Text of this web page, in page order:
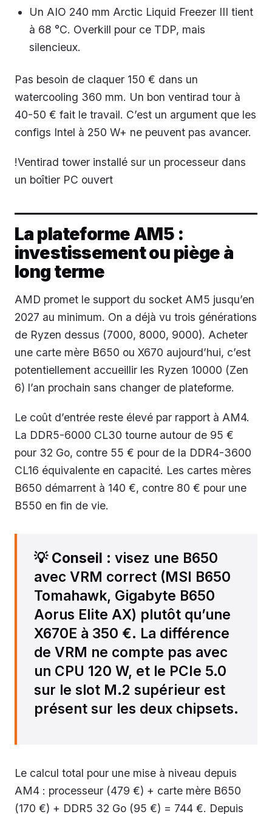
Un AIO 240 mm Arctic Liquid Freezer III tient
à 68 °C. Overkill pour ce TDP, mais
silencieux.
Pas besoin de claquer 150 € dans un
watercooling 360 mm. Un bon ventirad tour à
40-50 € fait le travail. C’est un argument que les
configs Intel à 250 W+ ne peuvent pas avancer.
!Ventirad tower installé sur un processeur dans
un boîtier PC ouvert
La plateforme AM5 :
investissement ou piège à
long terme
AMD promet le support du socket AM5 jusqu’en
2027 au minimum. On a déjà vu trois générations
de Ryzen dessus (7000, 8000, 9000). Acheter
une carte mère B650 ou X670 aujourd’hui, c’est
potentiellement accueillir les Ryzen 10000 (Zen
6) l’an prochain sans changer de plateforme.
Le coût d’entrée reste élevé par rapport à AM4.
La DDR5-6000 CL30 tourne autour de 95 €
pour 32 Go, contre 55 € pour de la DDR4-3600
CL16 équivalente en capacité. Les cartes mères
B650 démarrent à 140 €, contre 80 € pour une
B550 en fin de vie.
💡 Conseil : visez une B650
avec VRM correct (MSI B650
Tomahawk, Gigabyte B650
Aorus Elite AX) plutôt qu’une
X670E à 350 €. La différence
de VRM ne compte pas avec
un CPU 120 W, et le PCIe 5.0
sur le slot M.2 supérieur est
présent sur les deux chipsets.
Le calcul total pour une mise à niveau depuis
AM4 : processeur (479 €) + carte mère B650
(170 €) + DDR5 32 Go (95 €) = 744 €. Depuis